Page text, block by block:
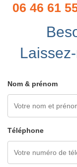
06 46 61
Nom & prénom
Téléphone